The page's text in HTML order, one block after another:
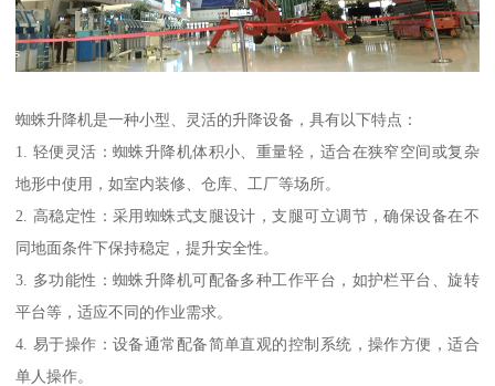
蜘蛛升降机是一种小型、灵活的升降设备，具有以下特点：
1. 轻便灵活：蜘蛛升降机体积小、重量轻，适合在狭窄空间或复杂
地形中使用，如室内装修、仓库、工厂等场所。
2. 高稳定性：采用蜘蛛式支腿设计，支腿可立调节，确保设备在不
同地面条件下保持稳定，提升安全性。
3. 多功能性：蜘蛛升降机可配备多种工作平台，如护栏平台、旋转
平台等，适应不同的作业需求。
4. 易于操作：设备通常配备简单直观的控制系统，操作方便，适合
单人操作。